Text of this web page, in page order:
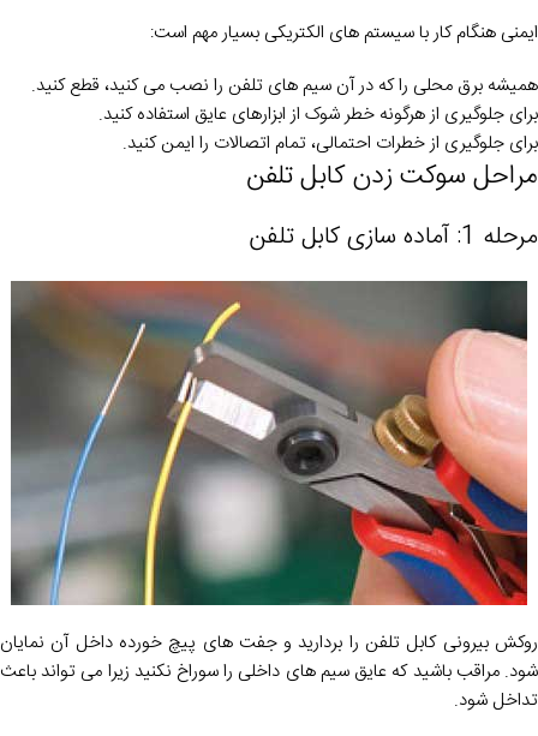
ایمنی هنگام کار با سیستم های الکتریکی بسیار مهم است:
همیشه برق محلی را که در آن سیم های تلفن را نصب می کنید، قطع کنید.
برای جلوگیری از هرگونه خطر شوک از ابزارهای عایق استفاده کنید.
برای جلوگیری از خطرات احتمالی، تمام اتصالات را ایمن کنید.
مراحل سوکت زدن کابل تلفن
مرحله 1: آماده سازی کابل تلفن
روکش بیرونی کابل تلفن را بردارید و جفت های پیچ خورده داخل آن نمایان
شود. مراقب باشید که عایق سیم های داخلی را سوراخ نکنید زیرا می تواند باعث
تداخل شود.